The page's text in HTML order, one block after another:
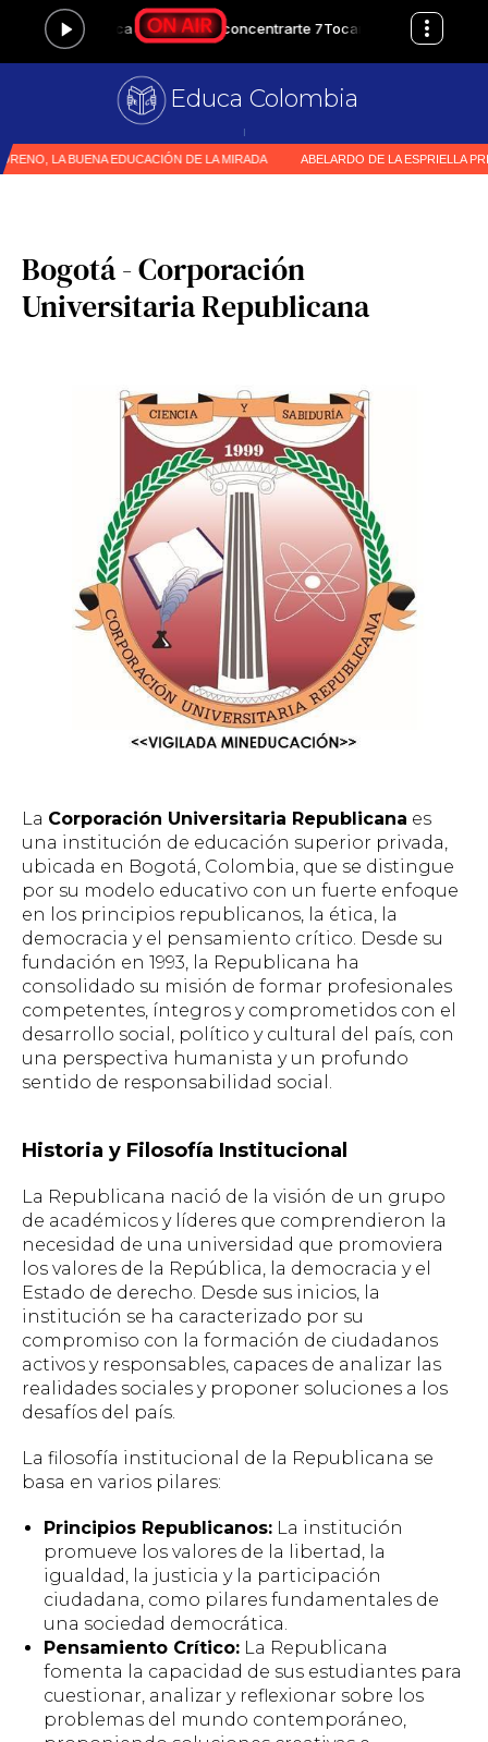
Educa Colombia
Primer medio espe
Bogotá - Corporación
Universitaria Republicana
La Corporación Universitaria Republicana es
una institución de educación superior privada,
ubicada en Bogotá, Colombia, que se distingue
por su modelo educativo con un fuerte enfoque
en los principios republicanos, la ética, la
democracia y el pensamiento crítico. Desde su
fundación en 1993, la Republicana ha
consolidado su misión de formar profesionales
competentes, íntegros y comprometidos con el
desarrollo social, político y cultural del país, con
una perspectiva humanista y un profundo
sentido de responsabilidad social.
Historia y Filosofía Institucional
La Republicana nació de la visión de un grupo
de académicos y líderes que comprendieron la
necesidad de una universidad que promoviera
los valores de la República, la democracia y el
Estado de derecho. Desde sus inicios, la
institución se ha caracterizado por su
compromiso con la formación de ciudadanos
activos y responsables, capaces de analizar las
realidades sociales y proponer soluciones a los
desafíos del país.
La filosofía institucional de la Republicana se
basa en varios pilares:
Principios Republicanos: La institución
promueve los valores de la libertad, la
igualdad, la justicia y la participación
ciudadana, como pilares fundamentales de
una sociedad democrática.
Pensamiento Crítico: La Republicana
fomenta la capacidad de sus estudiantes para
cuestionar, analizar y reflexionar sobre los
problemas del mundo contemporáneo,